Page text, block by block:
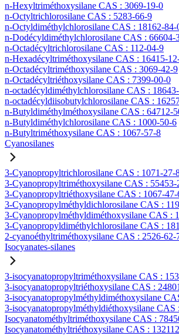
n-Hexyltriméthoxysilane CAS : 3069-19-0
n-Octyltrichlorosilane CAS : 5283-66-9
n-Octyldiméthylchlorosilane CAS : 18162-84-
n-Dodécyldiméthylchlorosilane CAS : 66604-
n-Octadécyltrichlorosilane CAS : 112-04-9
n-Hexadécyltriméthoxysilane CAS : 16415-
n-Octadécyltriméthoxysilane CAS : 3069-42-9
n-Octadécyltriéthoxysilane CAS : 7399-00-0
n-octadécyldiméthylchlorosilane CAS :
n-octadécyldiisobutylchlorosilane CAS :
n-Butyldiméthylméthoxysilane CAS : 64712-
n-Butyldiméthylchlorosilane CAS : 1000-50-6
n-Butyltriméthoxysilane CAS : 1067-57-8
Cyanosilanes
3-Cyanopropyltrichlorosilane CAS : 1071-27-
3-Cyanopropyltriméthoxysilane CAS : 55453-
3-Cyanopropyltriéthoxysilane CAS : 1067-47-
3-Cyanopropylméthyldichlorosilane CAS :
3-Cyanopropylméthyldiméthoxysilane CAS :
3-Cyanopropyldiméthylchlorosilane CAS :
2-cyanoéthyltriméthoxysilane CAS : 2526-62-
Isocyanates-silanes
3-isocyanatopropyltriméthoxysilane CAS :
3-isocyanatopropyltriéthoxysilane CAS :
3-isocyanatopropylméthyldiméthoxysilane
3-isocyanatopropylméthyldiéthoxysilane CAS
Isocyanatométhyltriméthoxysilane CAS :
Isocyanatométhyltriéthoxysilane CAS :